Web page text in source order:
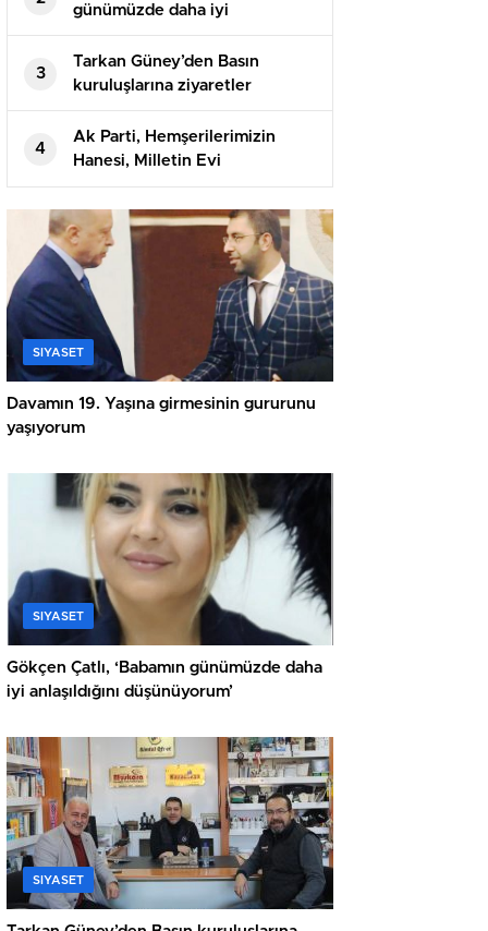
günümüzde daha iyi
anlaşıldığını düşünüyorum’
3
Tarkan Güney’den Basın
kuruluşlarına ziyaretler
4
Ak Parti, Hemşerilerimizin
Hanesi, Milletin Evi
SIYASET
Davamın 19. Yaşına girmesinin gururunu
yaşıyorum
SIYASET
Gökçen Çatlı, ‘Babamın günümüzde daha
iyi anlaşıldığını düşünüyorum’
SIYASET